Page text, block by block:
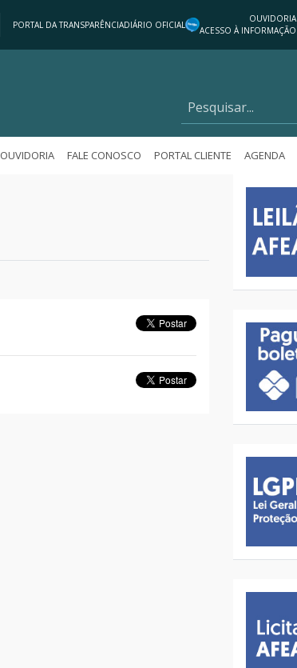
PORTAL DA TRANSPARÊNCIADIÁRIO OFICIAL
OUVIDORIA
ACESSO À INFORMAÇÃO
OUVIDORIA FALE CONOSCO PORTAL CLIENTE AGENDA